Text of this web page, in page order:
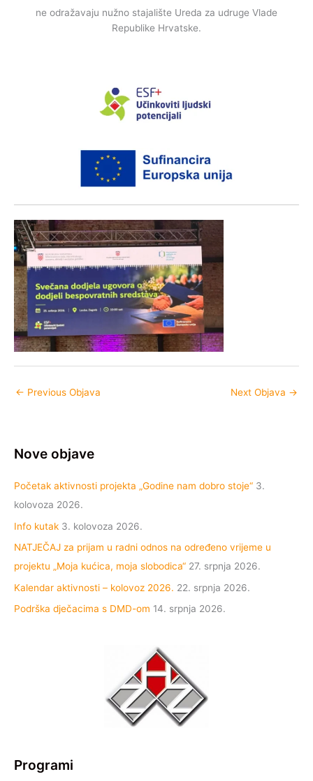
ne odražavaju nužno stajalište Ureda za udruge Vlade
Republike Hrvatske.
← Previous Objava Next Objava →
Nove objave
Početak aktivnosti projekta „Godine nam dobro stoje“ 3.
kolovoza 2026.
Info kutak 3. kolovoza 2026.
NATJEČAJ za prijam u radni odnos na određeno vrijeme u
projektu „Moja kućica, moja slobodica“ 27. srpnja 2026.
Kalendar aktivnosti – kolovoz 2026. 22. srpnja 2026.
Podrška dječacima s DMD-om 14. srpnja 2026.
Programi